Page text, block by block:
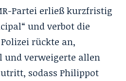
Partei erließ kurzfristig
und verbot die
rückte an,
und verweigerte allen
sodass Philippot